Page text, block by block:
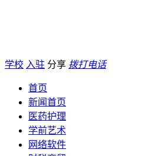
学校 入驻 分享 拨打电话
首页
新闻首页
医药护理
学前艺术
网络软件